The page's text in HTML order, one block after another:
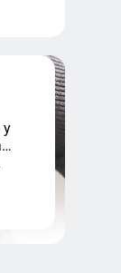
y